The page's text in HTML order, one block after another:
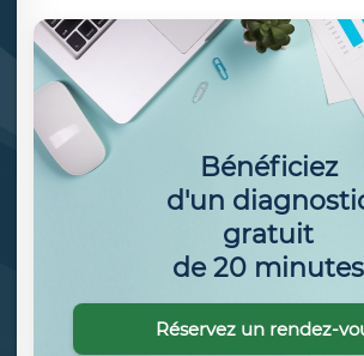
Bénéficiez
d'un
gratuit
de 20 minutes
Réservez un rendez-